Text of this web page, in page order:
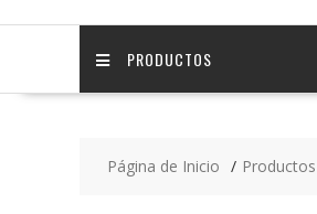
PRODUCTOS
Página de Inicio Productos